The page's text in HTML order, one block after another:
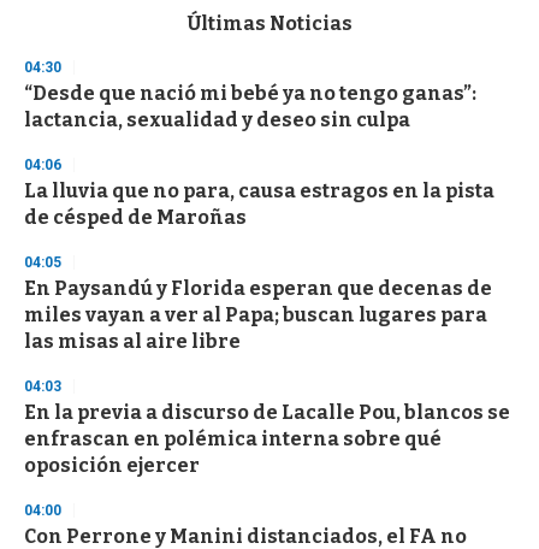
d
s
o
f
3
s
e
c
n
d
Últimas Noticias
04:30
“Desde que nació mi bebé ya no tengo ganas”:
lactancia, sexualidad y deseo sin culpa
04:06
La lluvia que no para, causa estragos en la pista
de césped de Maroñas
04:05
En Paysandú y Florida esperan que decenas de
miles vayan a ver al Papa; buscan lugares para
las misas al aire libre
04:03
En la previa a discurso de Lacalle Pou, blancos se
enfrascan en polémica interna sobre qué
oposición ejercer
04:00
Con Perrone y Manini distanciados, el FA no